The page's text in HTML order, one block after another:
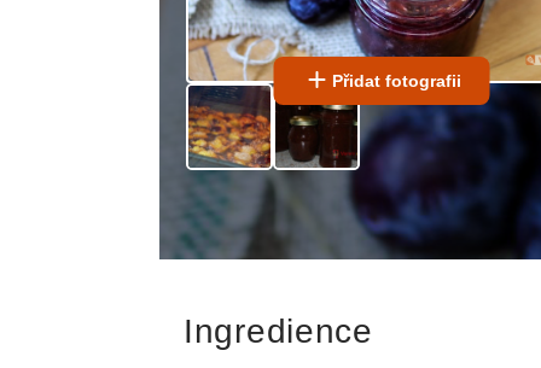
Přidat fotografii
Ingredience